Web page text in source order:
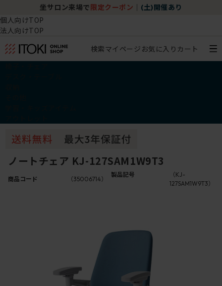
坐サロン来場で 限定クーポン (土)開催あり
個人向けTOP
法人向けTOP
検索マイページ お気に入り カート
ノートチェア KJ-127SAM1W9T3
商品コード （35006714）
製品記号
（KJ-
127SAM1W9T3）